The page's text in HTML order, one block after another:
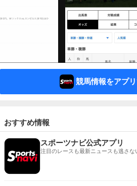
競馬情報をアプ
おすすめ情報
スポーツナビ公式アプリ
注目のレースも最新ニュースも逃さな